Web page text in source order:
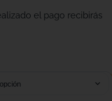
el pago recibirás